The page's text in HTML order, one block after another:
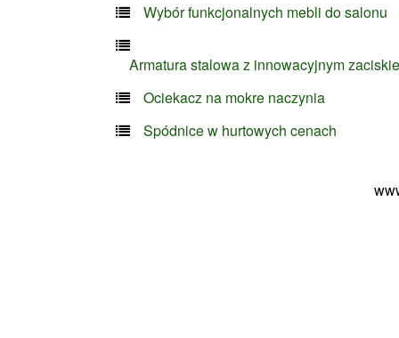
Wybór funkcjonalnych mebli do salonu
Armatura stalowa z innowacyjnym
Ociekacz na mokre naczynia
Spódnice w hurtowych cenach